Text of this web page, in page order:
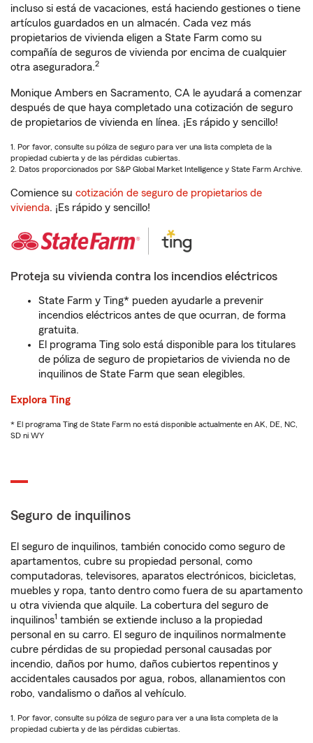
incluso si está de vacaciones, está haciendo gestiones o tiene
artículos guardados en un almacén. Cada vez más
propietarios de vivienda eligen a State Farm como su
compañía de seguros de vivienda por encima de cualquier
otra aseguradora.2
Monique Ambers en Sacramento, CA le ayudará a comenzar
después de que haya completado una cotización de seguro
de propietarios de vivienda en línea. ¡Es rápido y sencillo!
1. Por favor, consulte su póliza de seguro para ver una lista completa de la
propiedad cubierta y de las pérdidas cubiertas.
2. Datos proporcionados por S&P Global Market Intelligence y State Farm Archive.
Comience su cotización de seguro de propietarios de
vivienda. ¡Es rápido y sencillo!
Proteja su vivienda contra los incendios eléctricos
State Farm y Ting* pueden ayudarle a prevenir
incendios eléctricos antes de que ocurran, de forma
gratuita.
El programa Ting solo está disponible para los titulares
de póliza de seguro de propietarios de vivienda no de
inquilinos de State Farm que sean elegibles.
Explora Ting
* El programa Ting de State Farm no está disponible actualmente en AK, DE, NC,
SD ni WY
Seguro de inquilinos
El seguro de inquilinos, también conocido como seguro de
apartamentos, cubre su propiedad personal, como
computadoras, televisores, aparatos electrónicos, bicicletas,
muebles y ropa, tanto dentro como fuera de su apartamento
u otra vivienda que alquile. La cobertura del seguro de
inquilinos1 también se extiende incluso a la propiedad
personal en su carro. El seguro de inquilinos normalmente
cubre pérdidas de su propiedad personal causadas por
incendio, daños por humo, daños cubiertos repentinos y
accidentales causados por agua, robos, allanamientos con
robo, vandalismo o daños al vehículo.
1. Por favor, consulte su póliza de seguro para ver a una lista completa de la
propiedad cubierta y de las pérdidas cubiertas.